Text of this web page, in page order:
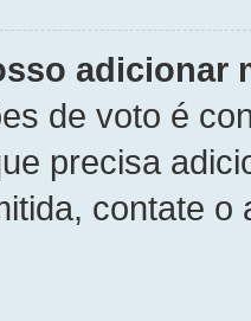
adicionar
de voto é
precisa
contate